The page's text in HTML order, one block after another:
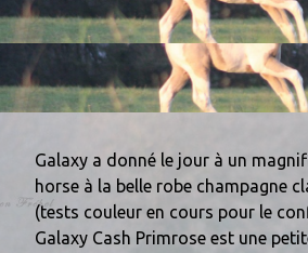
Galaxy a donné le jour à un
horse à la belle robe champagne
(tests couleur en cours pour le
Galaxy Cash Primrose est une